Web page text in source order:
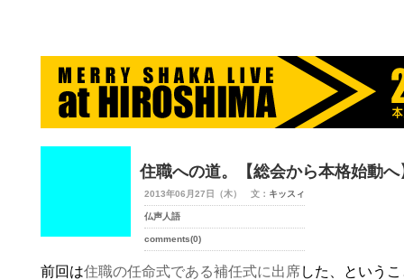
住職への道。【総会から本格始動へ
2013年06月27日（木） 文： キッスィ
仏声人語
comments(0)
前回は住職の任命式である補任式に出席した、という